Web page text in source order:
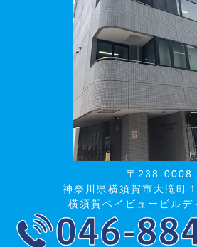
〒238-0008
神奈川県横須賀市大滝町
横須賀ベイビュービルデ